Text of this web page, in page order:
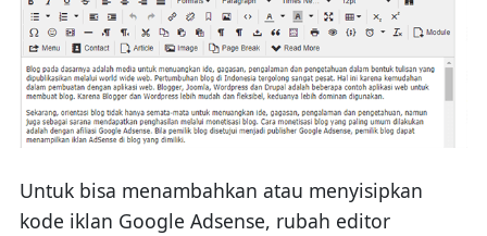
Untuk bisa menambahkan atau menyisipkan
kode iklan Google Adsense, rubah editor